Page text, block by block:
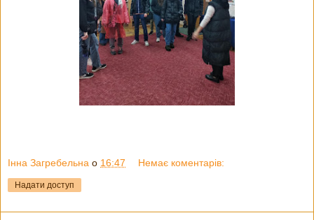
Інна Загребельна о 16:47 Немає коментарів:
Надати доступ